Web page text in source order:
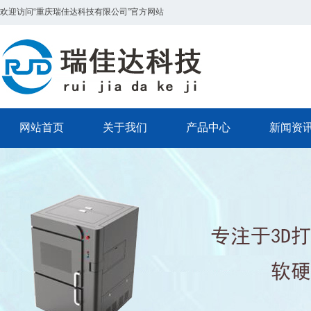
欢迎访问“重庆瑞佳达科技有限公司”官方网站
网站首页 关于我们 产品中心 新闻资